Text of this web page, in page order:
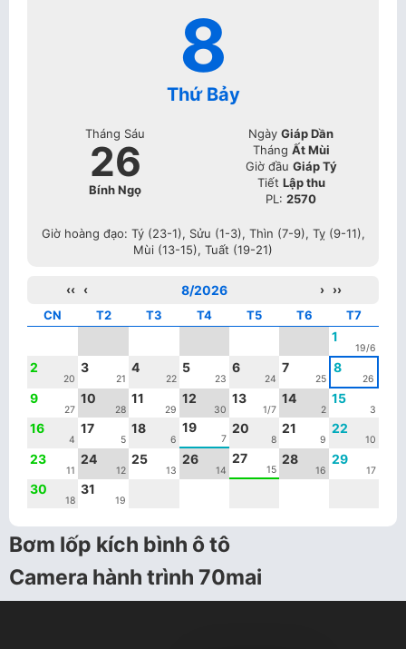
8
Thứ Bảy
Tháng Sáu
26
Bính Ngọ
Ngày Giáp Dần
Tháng Ất Mùi
Giờ đầu Giáp Tý
Tiết Lập thu
PL: 2570
Giờ hoàng đạo: Tý (23-1), Sửu (1-3), Thìn (7-9), Tỵ (9-11),
Mùi (13-15), Tuất (19-21)
‹‹ ‹ 8/2026 ›
››
CN
T2 T3 T4 T5 T6 T7
1
19/6
2
20
3
21
4
22
5
23
6
24
7
25
8
26
9
27
10
28
11
29
12
30
13
1/7
14
2
15
3
16
4
17
5
18
6
19
7
20
8
21
9
22
10
23
11
24
12
25
13
26
14
27
15
28
16
29
17
30
18
31
19
Bơm lốp kích bình ô tô
Camera hành trình 70mai